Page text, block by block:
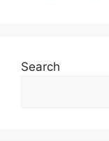
Search